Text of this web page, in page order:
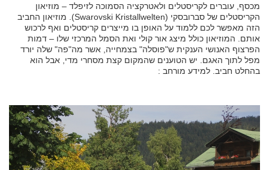
מכסף, עוברים לקריסטלים ולאטרקציה הסמוכה לזיפלד – מוזיאון
הקריסטלים של סברובסקי (Swarovski Kristallwelten). מוזיאון החביב
הזה מאפשר לכם ללמוד על האופן בו מייצרים קריסטלים ואף לרכוש
אותם. המוזיאון כולל מיצג אור קולי ואת הסמל המרכזי שלו – דמות
הפרצוף האנושי הענקית ש"פוסלה" בצמחייה, אשר מה"פה" שלה יורד
מפל לתוך האגם. יש הטוענים שהמקום קצת מסחרי מדי, אבל הוא
בהחלט חביב. למידע מורחב :